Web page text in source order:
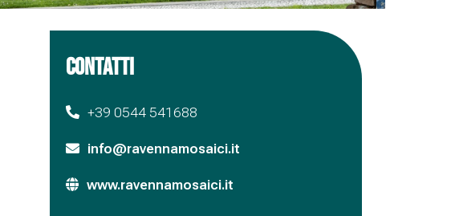
CONTATTI
+39 0544 541688
info@ravennamosaici.it
www.ravennamosaici.it